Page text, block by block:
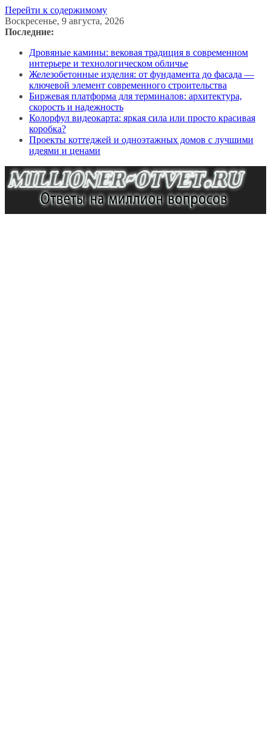
Перейти к содержимому
Воскресенье, 9 августа, 2026
Последние:
Дровяные камины: вековая традиция в современном
интерьере и технологическом обличье
Железобетонные изделия: от фундамента до фасада —
ключевой элемент современного строительства
Биржевая платформа для терминалов: архитектура,
скорость и надежность
Колорфул видеокарта: яркая сила или просто красивая
коробка?
Проекты коттеджей и одноэтажных домов с лучшими
идеями и ценами